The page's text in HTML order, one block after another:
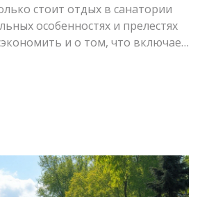
стоит отдых в санатории
особенностях и прелестях
и о том, что включает